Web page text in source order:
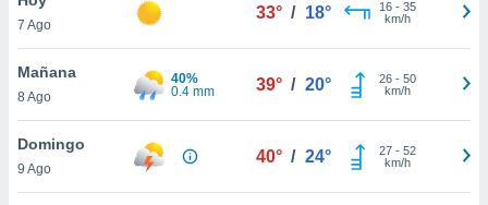
y
en
más
7 Ago
33° / 18° 16- 35
km/h
Mañana
8 Ago
40%
0.4 mm
39° / 20° 26- 50
km/h
Domingo
9 Ago
40° / 24° 27- 52
km/h